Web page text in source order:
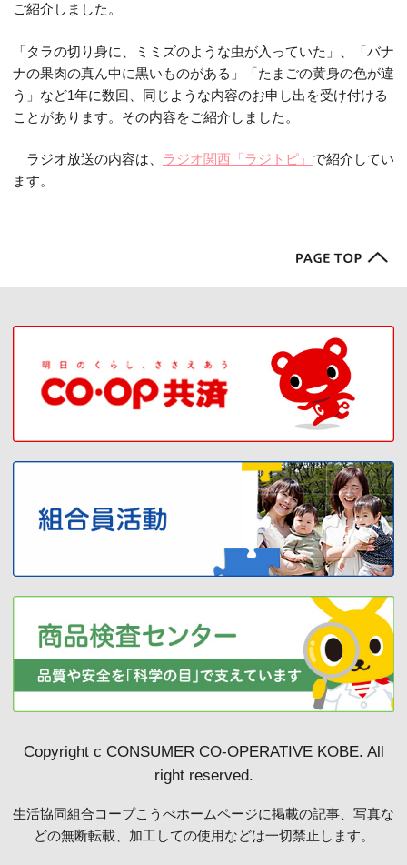
ご紹介しました。
「タラの切り身に、ミミズのような虫が入っていた」、「バナ
ナの果肉の真ん中に黒いものがある」「たまごの黄身の色が違
う」など1年に数回、同じような内容のお申し出を受け付ける
ことがあります。その内容をご紹介しました。
ラジオ放送の内容は、 ラジオ関西「ラジトピ」 で紹介してい
ます。
Copyright c CONSUMER CO-OPERATIVE KOBE. All
right reserved.
生活協同組合コープこうべホームページに掲載の記事、写真な
どの無断転載、加工しての使用などは一切禁止します。